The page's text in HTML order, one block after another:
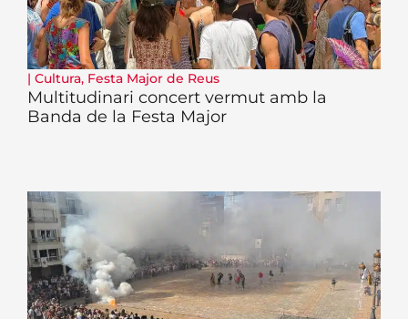
| Cultura, Festa Major de Reus
Multitudinari concert vermut amb la
Banda de la Festa Major